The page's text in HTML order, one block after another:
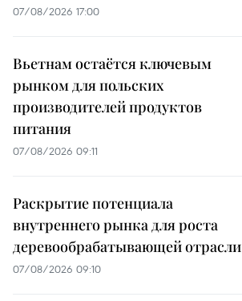
07/08/2026 17:00
Вьетнам остаётся ключевым
рынком для польских
производителей продуктов
питания
07/08/2026 09:11
Раскрытие потенциала
внутреннего рынка для роста
деревообрабатывающей отрасли
07/08/2026 09:10